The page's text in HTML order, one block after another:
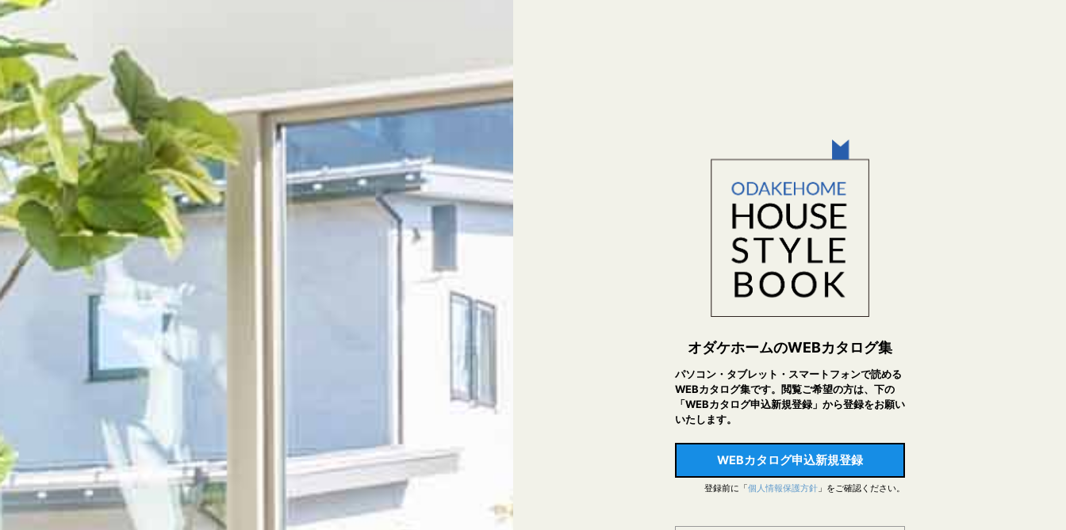
オダケホームのWEBカタログ集
パソコン・タブレット・スマートフォンで読める
WEBカタログ集です。閲覧ご希望の方は、下の
「WEBカタログ申込新規登録」から登録をお願い
いたします。
WEBカタログ申込新規登録
登録前に「個人情報保護方針」をご確認ください。